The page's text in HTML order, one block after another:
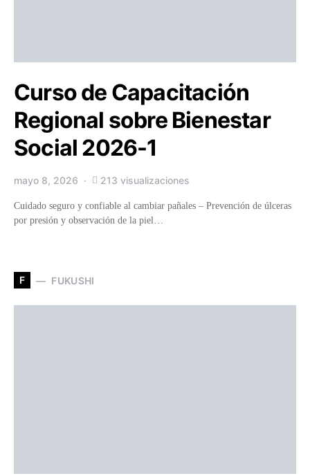
Curso de Capacitación
Regional sobre Bienestar
Social 2026-1
mayo 8, 2026 213 visualizaciones
Cuidado seguro y confiable al cambiar pañales – Prevención de úlceras
por presión y observación de la piel…
F FUKUSHI